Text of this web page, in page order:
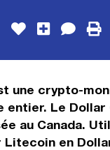
une crypto-
entier. Le Dollar
au Canada.
en